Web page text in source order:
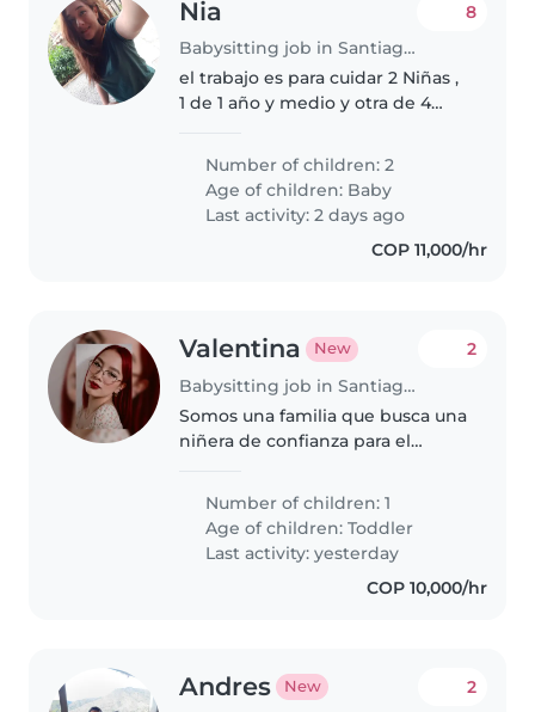
Nia
Babysitting job in Santiago de Cali
8
el trabajo es para cuidar 2 Niñas ,
1 de 1 año y medio y otra de 4
Number of children: 2
Age of children: Baby
Last activity: 2 days ago
COP 11,000/hr
Valentina New
Babysitting job in Santiago de Cali
2
Somos una familia que busca una
niñera de confianza para el
años. Necesitamos apoyo por
días, según se requiera. En
algunas ocasiones también
agradeceríamos..
Number of children: 1
Age of children:Toddler
Last activity: yesterday
COP 10,000/hr
Andres New 2